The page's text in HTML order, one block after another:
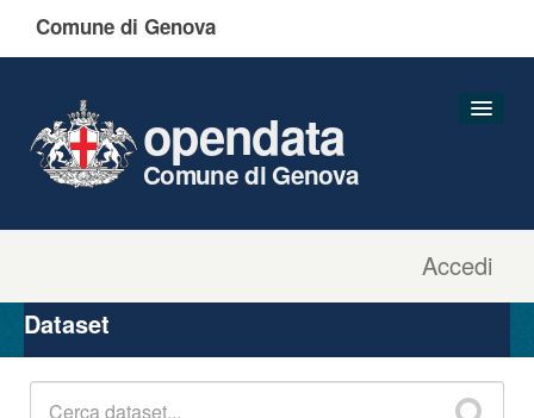
Comune di Genova
Accedi
opendata
Comune di Genova
Organizzazioni
Gruppi
Dataset